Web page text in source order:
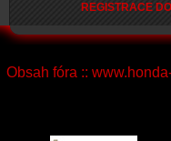
REGISTRACE
Obsah fóra ::